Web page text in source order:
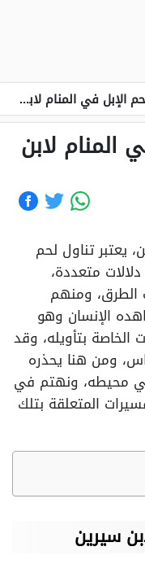
في المنام لابن سيرين
المنام لابن
يعتبر تناول لحم
متعددة،
الطرق، ومنهم
الإنسان وهو
الخاصة بتأويله، وقد
ومن هنا يحذره
محيطه، ونهتم في
المتعلقة بتلك
سيرين